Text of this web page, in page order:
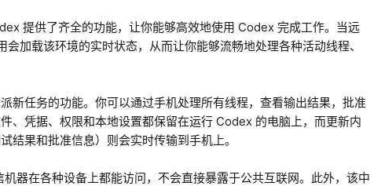
提供了齐全的功能，让你能够高效地使用 Codex 完成工作。当远
加载该环境的实时状态，从而让你能够流畅地处理各种活动线程、
新任务的功能。你可以通过手机处理所有线程，查看输出结果，批准
、凭据、权限和本地设置都保留在运行 Codex 的电脑上，而更新内
结果和批准信息）则会实时传输到手机上。
器在各种设备上都能访问，不会直接暴露于公共互联网。此外，该中